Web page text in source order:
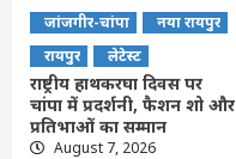
जांजगीर-चांपा
नया रायपुर
रायपुर
लेटेस्ट
राष्ट्रीय हाथकरघा दिवस पर
चांपा में प्रदर्शनी, फैशन शो और
प्रतिभाओं का सम्मान
August 7, 2026